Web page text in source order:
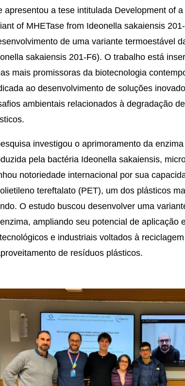
apresentou a tese intitulada Development of
of MHETase from Ideonella sakaiensis
de uma variante termoestável
sakaiensis 201-F6). O trabalho está
mais promissoras da biotecnologia
ao desenvolvimento de soluções
ambientais relacionados à degradação
investigou o aprimoramento da
pela bactéria Ideonella sakaiensis,
notoriedade internacional por sua
tereftalato (PET), um dos plásticos
O estudo buscou desenvolver uma
ampliando seu potencial de aplicação
e industriais voltados à
de resíduos plásticos.